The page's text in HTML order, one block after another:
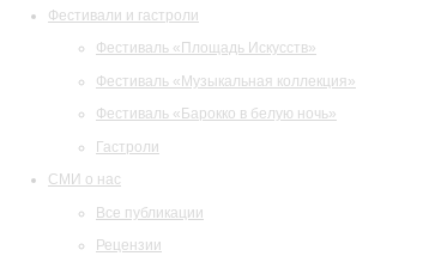
Фестивали и гастроли
Фестиваль «Площадь Искусств»
Фестиваль «Музыкальная коллекция»
Фестиваль «Барокко в белую ночь»
Гастроли
СМИ о нас
Все публикации
Рецензии